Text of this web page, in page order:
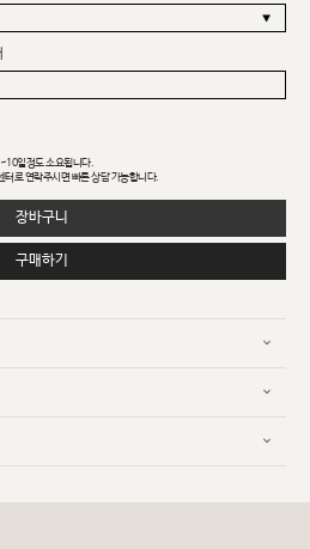
일정도 소요됩니다.
로 연락주시면 빠른 상담 가능합니다.
장바구니
구매하기